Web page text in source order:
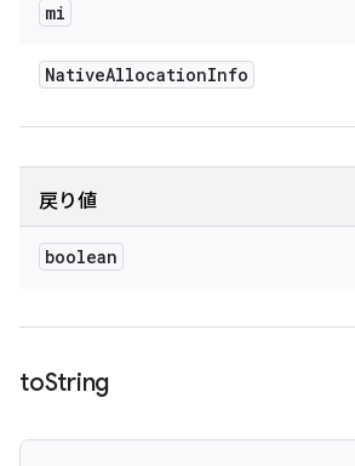
mi
NativeAllocationInfo
戻り値
boolean
toString